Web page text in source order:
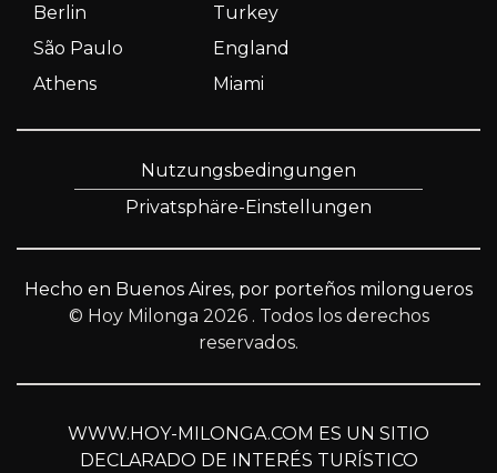
Berlin
Turkey
São Paulo
England
Athens
Miami
Nutzungsbedingungen
Privatsphäre-Einstellungen
Hecho en Buenos Aires, por porteños milongueros
© Hoy Milonga 2026 . Todos los derechos
reservados.
WWW.HOY-MILONGA.COM ES UN SITIO
DECLARADO DE INTERÉS TURÍSTICO